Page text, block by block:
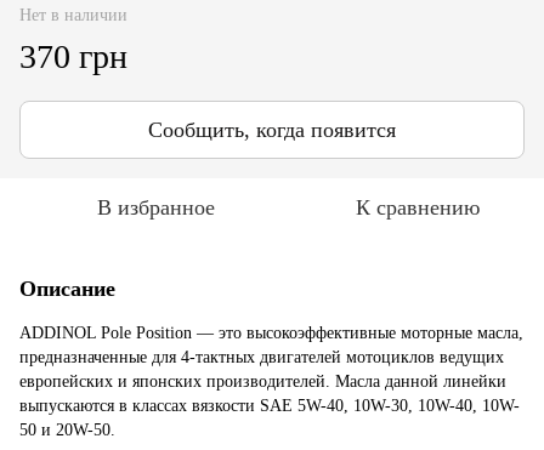
Нет в наличии
370 грн
Сообщить, когда появится
В избранное К сравнению
Описание
ADDINOL Pole Position — это высокоэффективные моторные мас­ла,
предназначенные для 4-тактных двигателей мотоциклов ве­ду­щих
европейских и японских производителей. Масла данной линейки
выпускаются в классах вязкости SAE 5W-40, 10W-30, 10W-40, 10W-
50 и 20W-50.